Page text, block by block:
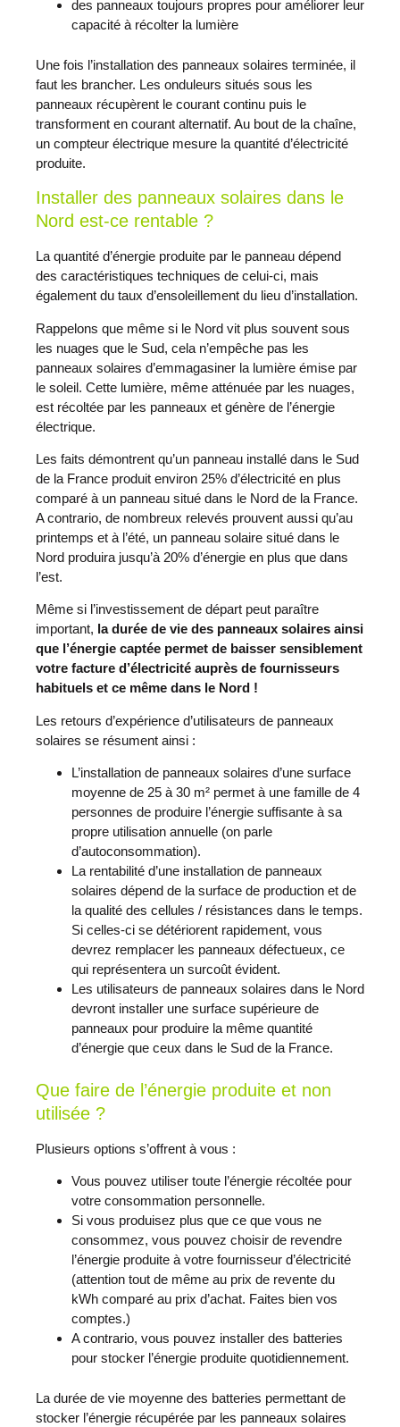
des panneaux toujours propres pour améliorer leur
capacité à récolter la lumière
Une fois l’installation des panneaux solaires terminée, il
faut les brancher. Les onduleurs situés sous les
panneaux récupèrent le courant continu puis le
transforment en courant alternatif. Au bout de la chaîne,
un compteur électrique mesure la quantité d’électricité
produite.
Installer des panneaux solaires dans le
Nord est-ce rentable ?
La quantité d’énergie produite par le panneau dépend
des caractéristiques techniques de celui-ci, mais
également du taux d’ensoleillement du lieu d’installation.
Rappelons que même si le Nord vit plus souvent sous
les nuages que le Sud, cela n’empêche pas les
panneaux solaires d’emmagasiner la lumière émise par
le soleil. Cette lumière, même atténuée par les nuages,
est récoltée par les panneaux et génère de l’énergie
électrique.
Les faits démontrent qu’un panneau installé dans le Sud
de la France produit environ 25% d’électricité en plus
comparé à un panneau situé dans le Nord de la France.
A contrario, de nombreux relevés prouvent aussi qu’au
printemps et à l’été, un panneau solaire situé dans le
Nord produira jusqu’à 20% d’énergie en plus que dans
l’est.
Même si l’investissement de départ peut paraître
important, la durée de vie des panneaux solaires ainsi
que l’énergie captée permet de baisser sensiblement
votre facture d’électricité auprès de fournisseurs
habituels et ce même dans le Nord !
Les retours d’expérience d’utilisateurs de panneaux
solaires se résument ainsi :
L’installation de panneaux solaires d’une surface
moyenne de 25 à 30 m² permet à une famille de 4
personnes de produire l’énergie suffisante à sa
propre utilisation annuelle (on parle
d’autoconsommation).
La rentabilité d’une installation de panneaux
solaires dépend de la surface de production et de
la qualité des cellules / résistances dans le temps.
Si celles-ci se détériorent rapidement, vous
devrez remplacer les panneaux défectueux, ce
qui représentera un surcoût évident.
Les utilisateurs de panneaux solaires dans le Nord
devront installer une surface supérieure de
panneaux pour produire la même quantité
d’énergie que ceux dans le Sud de la France.
Que faire de l’énergie produite et non
utilisée ?
Plusieurs options s’offrent à vous :
Vous pouvez utiliser toute l’énergie récoltée pour
votre consommation personnelle.
Si vous produisez plus que ce que vous ne
consommez, vous pouvez choisir de revendre
l’énergie produite à votre fournisseur d’électricité
(attention tout de même au prix de revente du
kWh comparé au prix d’achat. Faites bien vos
comptes.)
A contrario, vous pouvez installer des batteries
pour stocker l’énergie produite quotidiennement.
La durée de vie moyenne des batteries permettant de
stocker l’énergie récupérée par les panneaux solaires